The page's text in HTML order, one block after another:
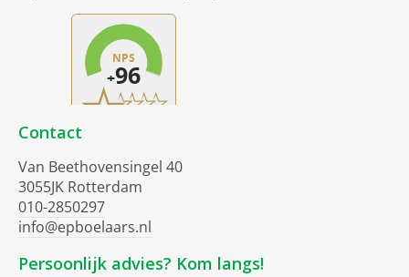
Contact
Van Beethovensingel 40
3055JK Rotterdam
010-2850297
info@epboelaars.nl
Persoonlijk advies? Kom langs!